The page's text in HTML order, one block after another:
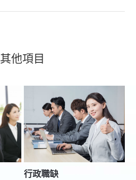
其他項目
行政職缺